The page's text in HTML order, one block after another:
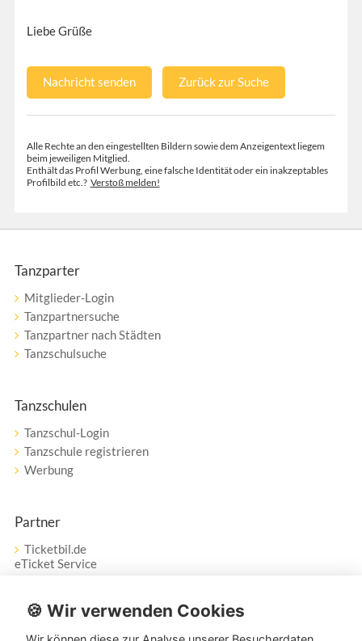
Liebe Grüße
Nachricht senden Zurück zur Suche
Alle Rechte an den eingestellten Bildern sowie dem Anzeigentext liegem
beim jeweiligen Mitglied.
Enthält das Profil Werbung, eine falsche Identität oder ein inakzeptables
Profilbild etc.? Verstoß melden!
Tanzparter
Mitglieder-Login
Tanzpartnersuche
Tanzpartner nach Städten
Tanzschulsuche
Tanzschulen
Tanzschul-Login
Tanzschule registrieren
Werbung
Partner
Ticketbil.de
eTicket Service
Vertrag widerrufen
🍪 Wir verwenden Cookies